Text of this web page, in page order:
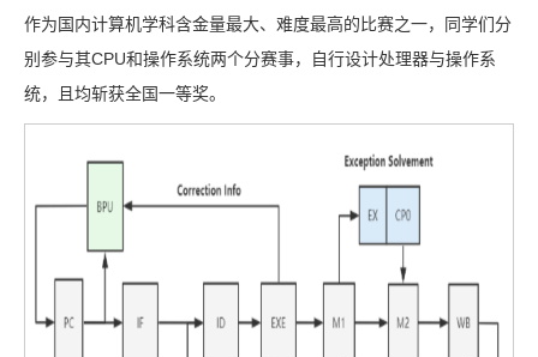
作为国内计算机学科含金量最大、难度最高的比赛之一，同学们分
别参与其CPU和操作系统两个分赛事，自行设计处理器与操作系
统，且均斩获全国一等奖。